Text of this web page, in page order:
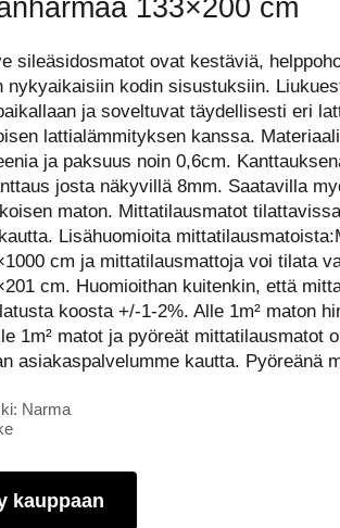
133×200 cm
sileäsidosmatot ovat kestäviä,
nykyaikaisiin kodin sisustuksiin.
ja soveltuvat täydellisesti eri
lattialämmityksen kanssa.
ja paksuus noin 0,6cm.
josta näkyvillä 8mm. Saatavilla
maton. Mittatilausmatot
Lisähuomioita
cm ja mittatilausmattoja voi tilata
cm. Huomioithan kuitenkin, että
koosta +/-1-2%. Alle 1m² maton
1m² matot ja pyöreät mittatilausmatot
asiakaspalvelumme kautta. Pyöreänä
Narma
kauppaan